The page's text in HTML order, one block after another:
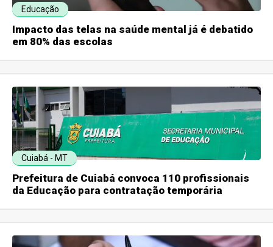
Educação
Impacto das telas na saúde mental já é debatido
em 80% das escolas
Cuiabá - MT
Prefeitura de Cuiabá convoca 110 profissionais
da Educação para contratação temporária